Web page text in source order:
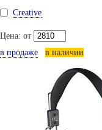
Creative
Цена: от
в продаже
в наличии